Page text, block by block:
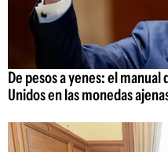
De pesos a yenes: el
Unidos en las monedas